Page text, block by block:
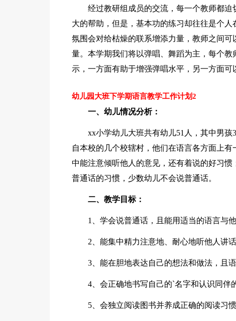
经过教研组成员的交流，每一个教师都
大的帮助，但是，基本功的练习却往往是个
氛围会对给枯燥的联系增添力量，教师之间
量。本学期我们将以弹唱、舞蹈为主，每个
示，一方面有助于增强弹唱水平，另一方面可
幼儿园大班下学期语言教学工作计划2
一、幼儿情况分析：
xx小学幼儿大班共有幼儿51人，其中男
自本校的几个校辖村，他们在语言各方面上
中能注意倾听他人的意见，还有着说的好习
普通话的习惯，少数幼儿不会说普通话。
二、教学目标：
1、学会说普通话，且能用适当的语言与他
2、能集中精力注意地、耐心地听他人讲话
3、能在胆地表达自己的想法和做法，且语
4、会正确地书写自己的`名字和认识同伴
5、会独立阅读图书并养成正确的阅读习惯